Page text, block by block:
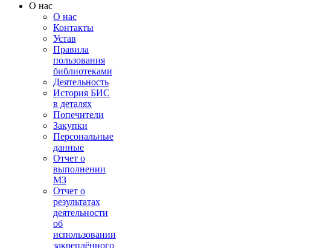
О нас
О нас
Контакты
Устав
Правила
пользования
библиотеками
Деятельность
История БИС
в деталях
Попечители
Закупки
Персональные
данные
Отчет о
выполнении
МЗ
Отчет о
результатах
деятельности
об
использовании
закреплённого